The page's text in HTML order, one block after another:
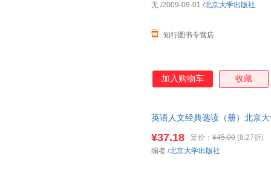
知行图书专营店
无 /2009-09-01 /北京大学出版社
加入购物车 收藏
英语人文经典选读（册）北京
¥37.18 定价： ¥45.00 (8.27折)
编者 /北京大学出版社